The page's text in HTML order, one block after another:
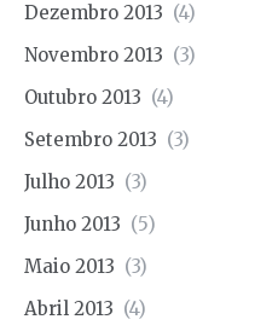
Dezembro 2013 (4)
Novembro 2013 (3)
Outubro 2013 (4)
Setembro 2013 (3)
Julho 2013 (3)
Junho 2013 (5)
Maio 2013 (3)
Abril 2013 (4)